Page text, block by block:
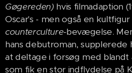
Gøgereden) hvis filmadaption
Oscar's - men også en kultfigur
counterculture-bevægelse.
hans debutroman, supplerede
at deltage i forsøg med blandt
som fik en stor indflydelse på